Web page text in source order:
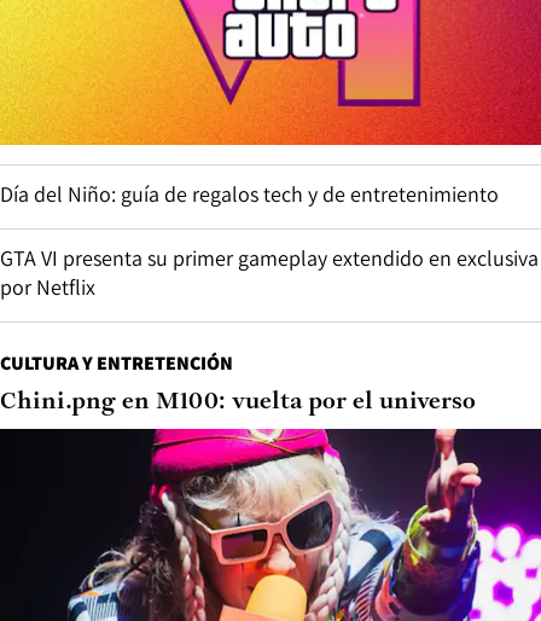
Día del Niño: guía de regalos tech y de entretenimiento
GTA VI presenta su primer gameplay extendido en exclusiva
por Netflix
CULTURA Y ENTRETENCIÓN
Chini.png en M100: vuelta por el universo